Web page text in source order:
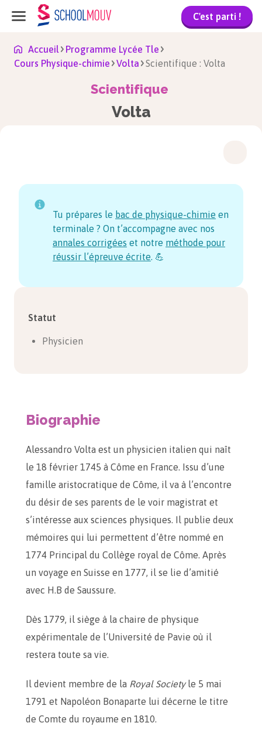
C'est parti !
Accueil
Programme Lycée Tle
Cours Physique-chimie
Volta Scientifique : Volta
Scientifique
Volta
Tu prépares le bac de physique-chimie en
terminale ? On t’accompagne avec nos
annales corrigées et notre méthode pour
réussir l’épreuve écrite. 💪
Statut
Physicien
Biographie
Alessandro Volta est un physicien italien qui naît
le 18 février 1745 à Côme en France. Issu d’une
famille aristocratique de Côme, il va à l’encontre
du désir de ses parents de le voir magistrat et
s’intéresse aux sciences physiques. Il publie deux
mémoires qui lui permettent d’être nommé en
1774 Principal du Collège royal de Côme. Après
un voyage en Suisse en 1777, il se lie d’amitié
avec H.B de Saussure.
Dès 1779, il siège à la chaire de physique
expérimentale de l’Université de Pavie où il
restera toute sa vie.
Il devient membre de la Royal Societyle 5 mai
1791 et Napoléon Bonaparte lui décerne le titre
de Comte du royaume en 1810.